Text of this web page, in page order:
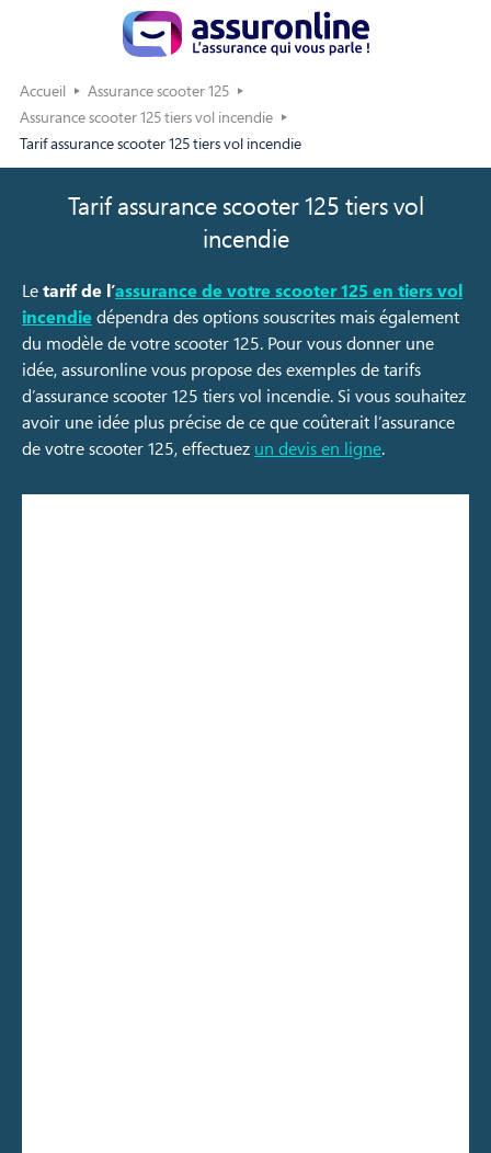
Accueil
Assurance scooter 125
Assurance scooter 125 tiers vol incendie
Tarif assurance scooter 125 tiers vol incendie
Tarif assurance scooter 125 tiers vol
incendie
Letarif de l’assurance de votre scooter 125 en tiers vol
incendiedépendra des options souscrites mais également
du modèle de votre scooter 125. Pour vous donner une
idée, assuronline vous propose des exemples de tarifs
d’assurance scooter 125 tiers vol incendie. Si vous souhaitez
avoir une idée plus précise de ce que coûterait l’assurance
de votre scooter 125, effectuez un devis en ligne.